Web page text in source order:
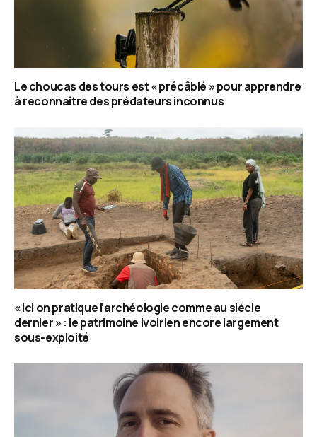
Le choucas des tours est « précâblé » pour apprendre
à reconnaître des prédateurs inconnus
« Ici on pratique l’archéologie comme au siècle
dernier » : le patrimoine ivoirien encore largement
sous-exploité